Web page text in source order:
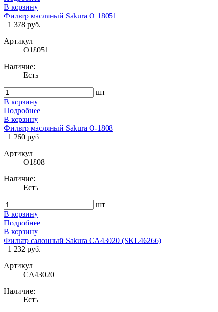
В корзину
Фильтр масляный Sakura O-18051
1 378 руб.
Артикул
O18051
Наличие:
Есть
шт
В корзину
Подробнее
В корзину
Фильтр масляный Sakura O-1808
1 260 руб.
Артикул
O1808
Наличие:
Есть
шт
В корзину
Подробнее
В корзину
Фильтр салонный Sakura CA43020 (SKL46266)
1 232 руб.
Артикул
CA43020
Наличие:
Есть